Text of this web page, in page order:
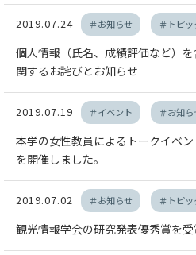
2019.07.24 ＃お知らせ ＃トピッ
個人情報（氏名、成績評価など）
関するお詫びとお知らせ
2019.07.19 ＃イベント ＃お知ら
本学の女性教員によるトークイベ
を開催しました。
2019.07.02 ＃お知らせ ＃トピッ
観光情報学会の研究発表優秀賞を受